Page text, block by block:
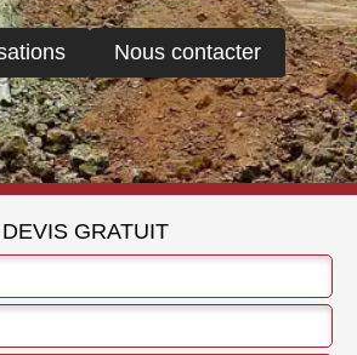
Nous contacter
DEVIS GRATUIT